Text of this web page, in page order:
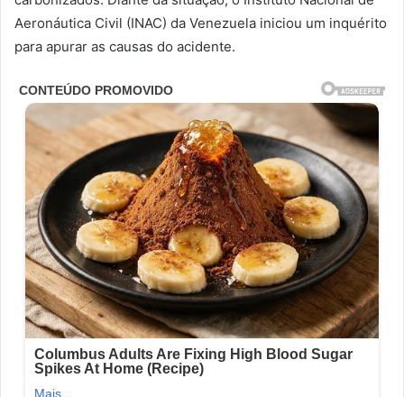
Aeronáutica Civil (INAC) da Venezuela iniciou um inquérito
para apurar as causas do acidente.